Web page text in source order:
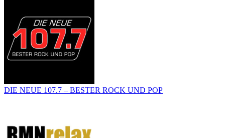
DIE NEUE 107.7 – BESTER ROCK UND POP